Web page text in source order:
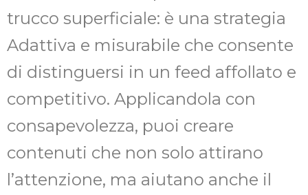
trucco superficiale: è una strategia
Adattiva e misurabile che consente
di distinguersi in un feed affollato e
competitivo. Applicandola con
consapevolezza, puoi creare
contenuti che non solo attirano
l’attenzione, ma aiutano anche il